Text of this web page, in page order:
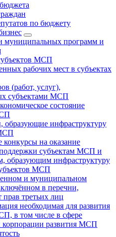
по бюджету
муниципальных программ и
МСП
рабочих мест в субъектах
(работ, услуг),
субъектами МСП
состояние
образующие инфраструктуру
на оказание
субъектам МСП и
образующим инфраструктуру
МСП
и муниципальном
в перечни,
прав третьих лиц
необходимая для развития
в том числе в сфере
корпорации развития МСП